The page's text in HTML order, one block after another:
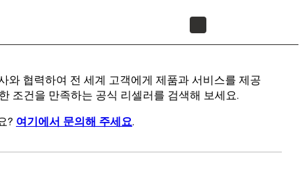
와 협력하여 전 세계 고객에게 제품과 서비스를 제공
조건을 만족하는 공식 리셀러를 검색해 보세요.
? 여기에서 문의해 주세요.